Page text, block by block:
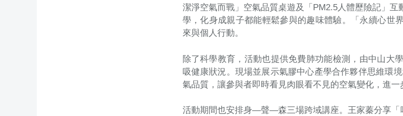
潔淨空氣而戰」空氣品質桌遊及「PM2.5人體歷險記」
學，化身成親子都能輕鬆參與的趣味體驗。「永續心世
來與個人行動。
除了科學教育，活動也提供免費肺功能檢測，由中山大
吸健康狀況。現場並展示氣膠中心產學合作夥伴思維環
氣品質，讓參與者即時看見肉眼看不見的空氣變化，進一
活動期間也安排身—聲—森三場跨域講座。王家蓁分享「